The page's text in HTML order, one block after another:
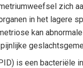
zich
in het lagere
kan
is een bacteriële